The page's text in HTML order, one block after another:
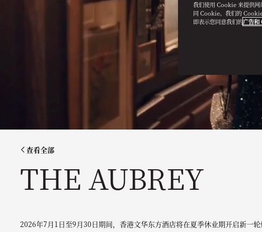
查看全部
THE AUBREY
2026年7月1日至9月30日期间，香港文华东方酒店将在夏季休业期开启新一
我们使用 Cookie 来提供网
同 Cookie。我们的
即表示您同意我们的广告和